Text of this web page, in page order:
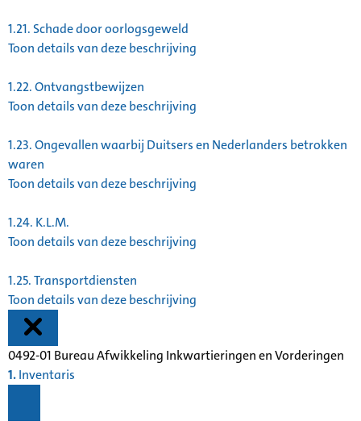
1.21. Schade door oorlogsgeweld
Toon details van deze beschrijving
1.22.Ontvangstbewijzen
Toon details van deze beschrijving
1.23.Ongevallen waarbij Duitsers en Nederlanders betrokken
waren
Toon details van deze beschrijving
1.24. K.L.M.
Toon details van deze beschrijving
1.25.Transportdiensten
Toon details van deze beschrijving
0492-01 Bureau Afwikkeling Inkwartieringen en Vorderingen
1.Inventaris